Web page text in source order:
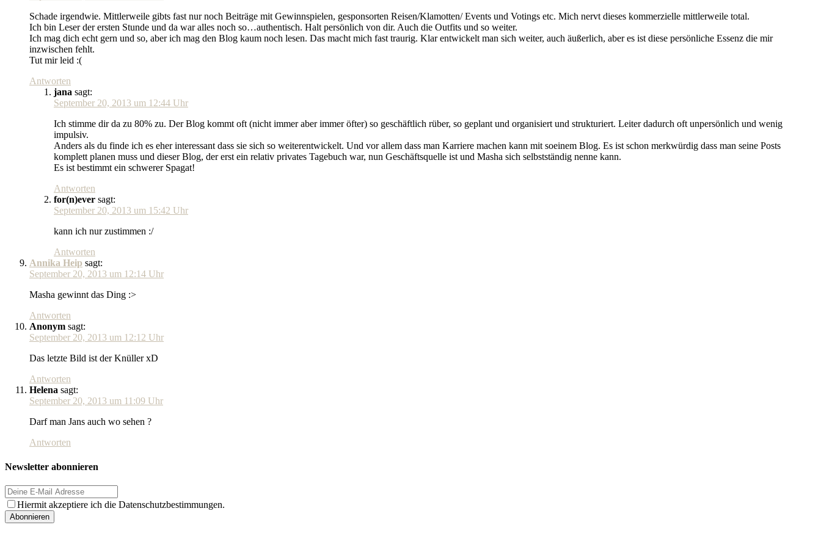
Schade irgendwie. Mittlerweile gibts fast nur noch Beiträge mit Gewinnspielen, gesponsorten Reisen/Klamotten/ Events und Votings etc. Mich nervt dieses kommerzielle mittlerweile total.
Ich bin Leser der ersten Stunde und da war alles noch so…authentisch. Halt persönlich von dir. Auch die Outfits und so weiter.
Ich mag dich echt gern und so, aber ich mag den Blog kaum noch lesen. Das macht mich fast traurig. Klar entwickelt man sich weiter, auch äußerlich, aber es ist diese persönliche Essenz die mir
inzwischen fehlt.
Tut mir leid :(
Antworten
jana sagt:
September 20, 2013 um 12:44 Uhr
Ich stimme dir da zu 80% zu. Der Blog kommt oft (nicht immer aber immer öfter) so geschäftlich rüber, so geplant und organisiert und strukturiert. Leiter dadurch oft unpersönlich und wenig
impulsiv.
Anders als du finde ich es eher interessant dass sie sich so weiterentwickelt. Und vor allem dass man Karriere machen kann mit soeinem Blog. Es ist schon merkwürdig dass man seine Posts
komplett planen muss und dieser Blog, der erst ein relativ privates Tagebuch war, nun Geschäftsquelle ist und Masha sich selbstständig nenne kann.
Es ist bestimmt ein schwerer Spagat!
Antworten
for(n)ever sagt:
September 20, 2013 um 15:42 Uhr
kann ich nur zustimmen :/
Antworten
Annika Heip sagt:
September 20, 2013 um 12:14 Uhr
Masha gewinnt das Ding :>
Antworten
Anonym sagt:
September 20, 2013 um 12:12 Uhr
Das letzte Bild ist der Knüller xD
Antworten
Helena sagt:
September 20, 2013 um 11:09 Uhr
Darf man Jans auch wo sehen ?
Antworten
Newsletter abonnieren
Hiermit akzeptiere ich die Datenschutzbestimmungen.